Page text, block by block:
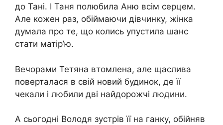
до Тані. І Таня полюбила Аню всім серцем.
Але кожен раз, обіймаючи дівчинку, жінка
думала про те, що колись упустила шанс
стати матір’ю.
Вечорами Тетяна втомлена, але щаслива
поверталася в свій новий будинок, де її
чекали і любили дві найдорожчі людини.
А сьогодні Володя зустрів її на ганку, обійняв